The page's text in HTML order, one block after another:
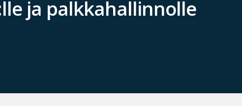
ja palkkahallinnolle